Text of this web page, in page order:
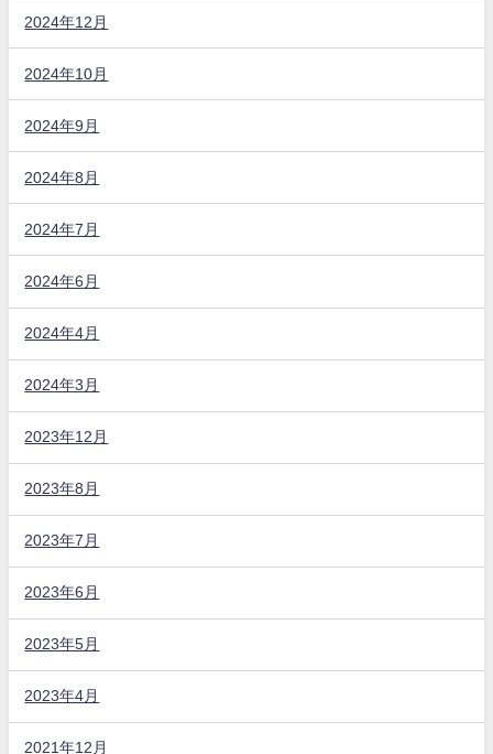
2024年12月
2024年10月
2024年9月
2024年8月
2024年7月
2024年6月
2024年4月
2024年3月
2023年12月
2023年8月
2023年7月
2023年6月
2023年5月
2023年4月
2021年12月